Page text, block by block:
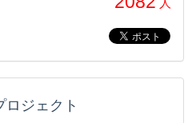
ロジェクト